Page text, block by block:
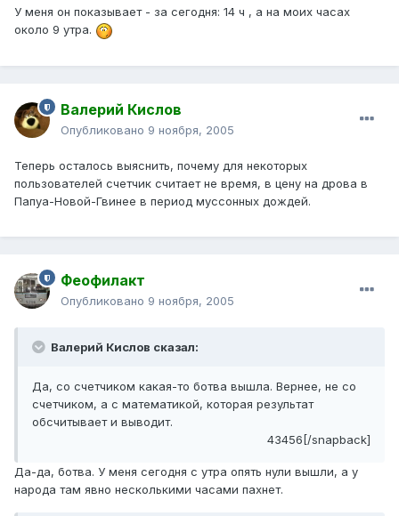
У меня он показывает - за сегодня: 14 ч , а на моих часах
около 9 утра.
Валерий Кислов
Опубликовано 9 ноября, 2005
Теперь осталось выяснить, почему для некоторых
пользователей счетчик считает не время, в цену на дрова в
Папуа-Новой-Гвинее в период муссонных дождей.
Феофилакт
Опубликовано 9 ноября, 2005
Валерий Кислов сказал:
Да, со счетчиком какая-то ботва вышла. Вернее, не со
счетчиком, а с математикой, которая результат
обсчитывает и выводит.
43456[/snapback]
Да-да, ботва. У меня сегодня с утра опять нули вышли, а у
народа там явно несколькими часами пахнет.